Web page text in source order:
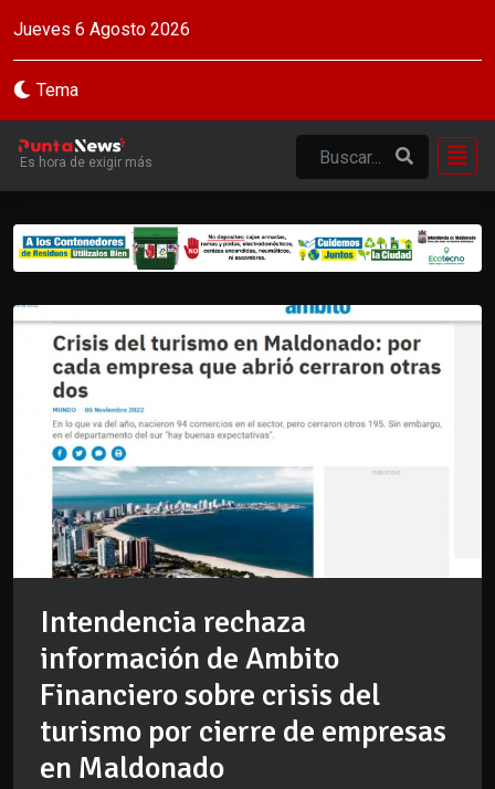
Jueves 6 Agosto 2026
Tema
Es hora de exigir más
Intendencia rechaza
información de Ambito
Financiero sobre crisis del
turismo por cierre de empresas
en Maldonado